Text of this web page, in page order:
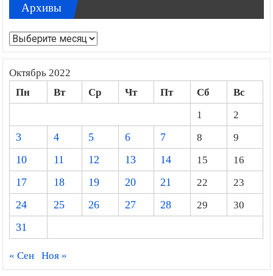
Архивы
Архивы
Октябрь 2022
Пн Вт Ср Чт Пт Сб
Вс
1
2
3
4 5 6 7 8
9
10
11 12 13 14 15
16
17
18 19 20 21 22
23
24
25 26 27 28 29
30
31
« Сен Ноя »